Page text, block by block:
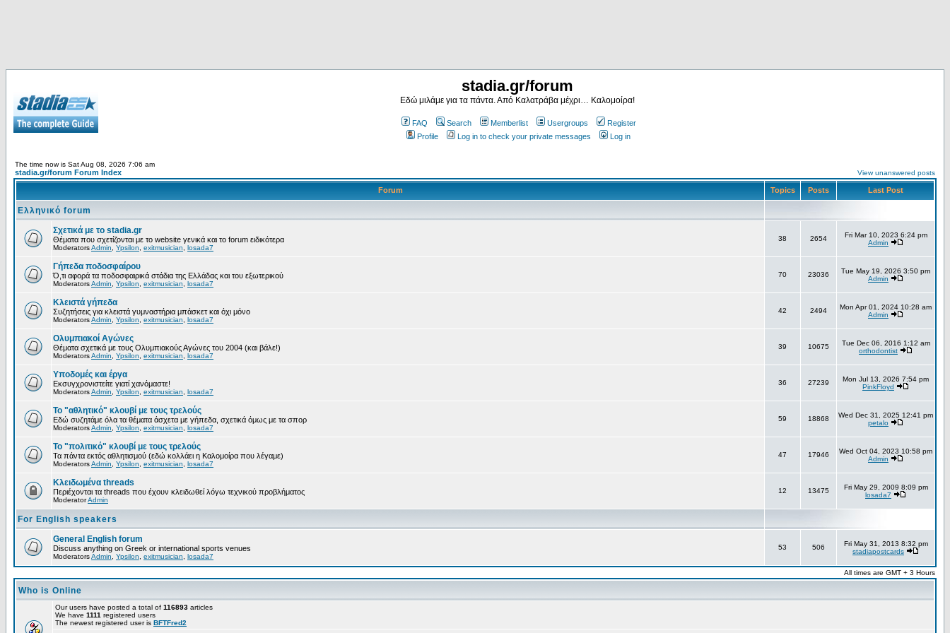
stadia.gr/forum
Εδώ μιλάμε για τα πάντα. Από Καλατράβα μέχρι… Καλομοίρα!
FAQ Search Memberlist Usergroups
Register
Profile
Log in to check your private messages Log in
The time now is Sat Aug 08, 2026 7:06 am
stadia.gr/forum Forum Index View unanswered posts
Forum Topics Posts Last Post
Ελληνικό forum
Σχετικά με το stadia.gr
Θέματα που σχετίζονται με το website γενικά και το forum ειδικότερα
ModeratorsAdmin Ypsilon exitmusician losada7
38 2654
Fri Mar 10, 2023 6:24 pm
Admin
Γήπεδα ποδοσφαίρου
Ό,τι αφορά τα ποδοσφαιρικά στάδια της Ελλάδας και του εξωτερικού
ModeratorsAdmin Ypsilon exitmusician losada7
70 23036
Tue May 19, 2026 3:50 pm
Admin
Κλειστά γήπεδα
Συζητήσεις για κλειστά γυμναστήρια μπάσκετ και όχι μόνο
ModeratorsAdmin Ypsilon exitmusician losada7
42 2494
Mon Apr 01, 2024 10:28 am
Admin
Ολυμπιακοί Αγώνες
Θέματα σχετικά με τους Ολυμπιακούς Αγώνες του 2004 (και βάλε!)
ModeratorsAdmin Ypsilon exitmusician losada7
39 10675
Tue Dec 06, 2016 1:12 am
orthodontist
Υποδομές και έργα
Εκσυγχρονιστείτε γιατί χανόμαστε!
ModeratorsAdmin Ypsilon exitmusician losada7
36 27239
Mon Jul 13, 2026 7:54 pm
PinkFloyd
Το "αθλητικό" κλουβί με τους τρελούς
Εδώ συζητάμε όλα τα θέματα άσχετα με γήπεδα, σχετικά όμως με τα σπορ
ModeratorsAdmin Ypsilon exitmusician losada7
59 18868
Wed Dec 31, 2025 12:41 pm
petalo
Το "πολιτικό" κλουβί με τους τρελούς
Τα πάντα εκτός αθλητισμού (εδώ κολλάει η Καλομοίρα που λέγαμε)
ModeratorsAdmin Ypsilon exitmusician losada7
47 17946
Wed Oct 04, 2023 10:58 pm
Admin
Κλειδωμένα threads
Περιέχονται τα threads που έχουν κλειδωθεί λόγω τεχνικού προβλήματος
ModeratorAdmin
12 13475
Fri May 29, 2009 8:09 pm
losada7
For English speakers
General English forum
Discuss anything on Greek or international sports venues
ModeratorsAdmin Ypsilon exitmusician losada7
53 506
Fri May 31, 2013 8:32 pm
stadiapostcards
All times are GMT + 3 Hours
Who is Online
Our users have posted a total of 116893 articles
We have 1111 registered users
The newest registered user is BFTFred2